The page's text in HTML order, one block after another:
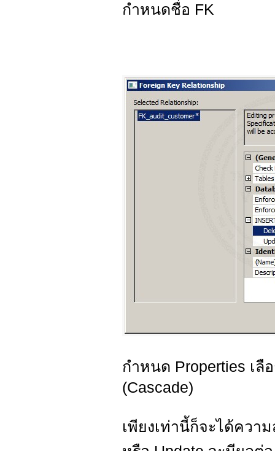
กำหนดชื่อ FK
กำหนด Properties เลื
(Cascade)
เพียงเท่านี้ก็จะได้ควา